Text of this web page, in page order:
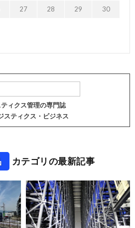
27 28 29 30
ティクス管理の専門誌
スティクス・ビジネス
カテゴリの最新記事